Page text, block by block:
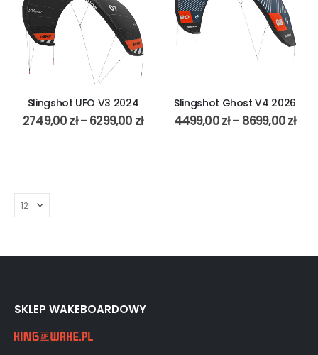
Slingshot UFO V3 2024
2749,00zł–6299,00 zł
Slingshot Ghost V4 2026
4499,00zł– 8699,00zł
SKLEP WAKEBOARDOWY